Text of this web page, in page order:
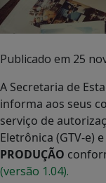
Publicado em 25
A Secretaria de
informa aos seus
serviço de
Eletrônica (GTV-e)
PRODUÇÃO
(versão 1.04).